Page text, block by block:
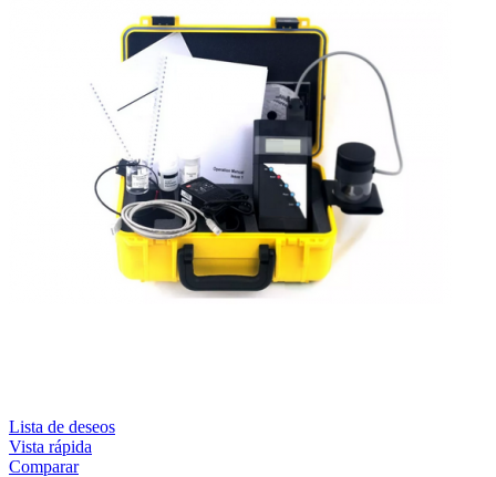
Lista de deseos
Vista rápida
Comparar